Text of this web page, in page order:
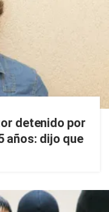
detenido por
años: dijo que